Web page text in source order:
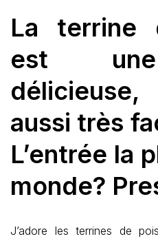
La terrine
est
aussi très
L’entrée la
monde?
J’adore les terrines de